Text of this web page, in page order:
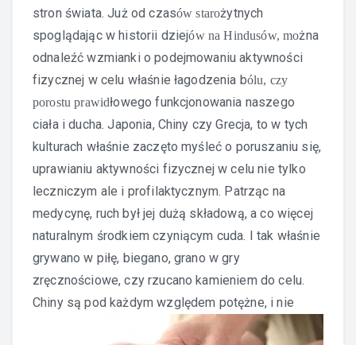
stron świata. Już od czasów starożytnych
spoglądając w historii dziejów na Hindusów, można
odnaleźć wzmianki o podejmowaniu aktywności
fizycznej w celu właśnie łagodzenia bólu, czy
porostu prawidłowego funkcjonowania naszego
ciała i ducha. Japonia, Chiny czy Grecja, to w tych
kulturach właśnie zaczęto myśleć o poruszaniu się,
uprawianiu aktywności fizycznej w celu nie tylko
leczniczym ale i profilaktycznym. Patrząc na
medycynę, ruch był jej dużą składową, a co więcej
naturalnym środkiem czyniącym cuda. I tak właśnie
grywano w piłę, biegano, grano w gry
zręcznościowe, czy rzucano kamieniem do celu.
Chiny są podkażdym względem potężne, i nie